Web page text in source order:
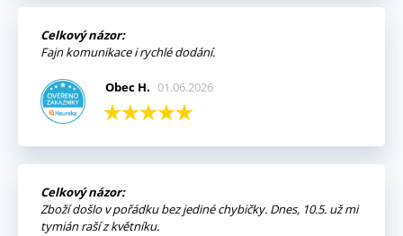
Celkový názor:
Fajn komunikace i rychlé dodání.
Obec H. 01.06.2026
Celkový názor:
Zboží došlo v pořádku bez jediné chybičky. Dnes, 10.5. už mi
tymián raší z květníku.